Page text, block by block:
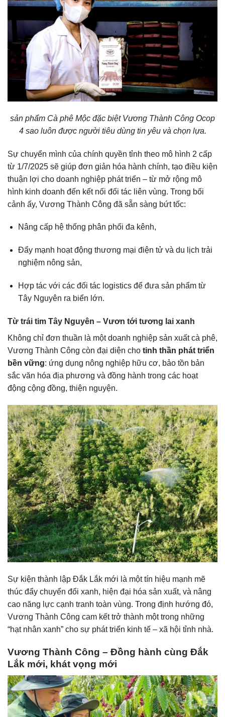
sản phẩm Cà phê Mộc đặc biệt Vương Thành Công Ocop
4 sao luôn được người tiêu dùng tin yêu và chọn lựa.
Sự chuyển mình của chính quyền tỉnh theo mô hình 2 cấp
từ 1/7/2025 sẽ giúp đơn giản hóa hành chính, tạo điều kiện
thuận lợi cho doanh nghiệp phát triển – từ mở rộng mô
hình kinh doanh đến kết nối đối tác liên vùng. Trong bối
cảnh ấy, Vương Thành Công đã sẵn sàng bứt tốc:
Nâng cấp hệ thống phân phối đa kênh,
Đẩy mạnh hoạt động thương mại điện tử và du lịch trải
nghiệm nông sản,
Hợp tác với các đối tác logistics để đưa sản phẩm từ
Tây Nguyên ra biển lớn.
Từ trái tim Tây Nguyên – Vươn tới tương lai xanh
Không chỉ đơn thuần là một doanh nghiệp sản xuất cà phê,
Vương Thành Công còn đại diện cho tinh thần phát triển
bền vững: ứng dụng nông nghiệp hữu cơ, bảo tồn bản
sắc văn hóa địa phương và đồng hành trong các hoạt
động cộng đồng, thiện nguyện.
Sự kiện thành lập Đắk Lắk mới là một tín hiệu mạnh mẽ
thúc đẩy chuyển đổi xanh, hiện đại hóa sản xuất, và nâng
cao năng lực cạnh tranh toàn vùng. Trong định hướng đó,
Vương Thành Công cam kết trở thành một trong những
“hạt nhân xanh” cho sự phát triển kinh tế – xã hội tỉnh nhà.
Vương Thành Công – Đồng hành cùng Đắk
Lắk mới, khát vọng mới